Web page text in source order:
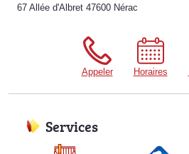
67 Allée d'Albret 47600 Nérac
Appeler Horaires
Services